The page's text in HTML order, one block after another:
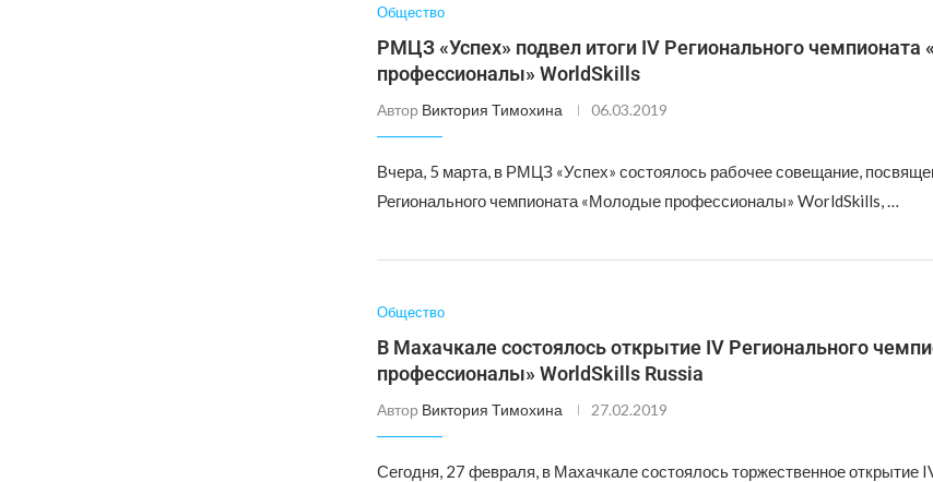
Общество
РМЦЗ «Успех» подвел итоги IV Регионального
профессионалы» WorldSkills
Автор Виктория Тимохина 06.03.2019
Вчера, 5 марта, в РМЦЗ «Успех» состоялось рабочее совещание,
Регионального чемпионата «Молодые профессионалы» WorldSkills, …
Общество
В Махачкале состоялось открытие IV Регионального
профессионалы» WorldSkills Russia
Автор Виктория Тимохина 27.02.2019
Сегодня, 27 февраля, в Махачкале состоялось торжественное открытие